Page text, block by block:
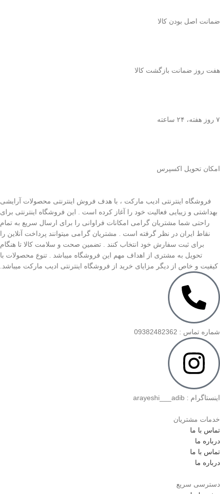
ﺿﻤﺎﻧﺖ اﺻﻞ ﺑﻮدن ﮐﺎﻟﺎ
هفت روز ضمانت بازگشت کالا
۷ روز ﻫﻔﺘﻪ، ۲۴ ﺳﺎﻋﺘﻪ
اﻣﮑﺎن ﺗﺤﻮﯾﻞ اﮐﺴﭙﺮس
فروشگاه اینترنتی ادیب مارکت ، با هدف فروش اینترنتی محصولات آرایشی
بهداشتی و زیبایی فعالیت خود را آغاز کرده است . این فروشگاه اینترنتی برای
راحتی شما مشتریان گرامی امکانات فراوانی را برای ارسال سریع به تمام
نقاط ایران در نظر گرفته است . مشتریان گرامی میتوانند پرداخت آنلاین را
برای ثبت سفارش خود انتخاب کنند . تضمین صحت و سلامت کالا تا هنگام
تحویل به مشتری از اهداف مهم این فروشگاه میباشد . تنوع محصولات با
کیفیت و خاص از دیگر مزایای خرید از فروشگاه اینترنتی ادیب مارکت میباشد.
شماره تماس : 09382482362
اینستاگرام : arayeshi___adib
خدمات مشتریان
تماس با ما
درباره ما
تماس با ما
درباره ما
دسترسی سریع